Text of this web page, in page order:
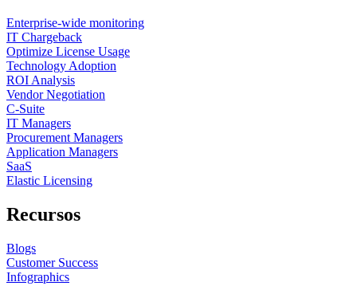
Enterprise-wide monitoring
IT Chargeback
Optimize License Usage
Technology Adoption
ROI Analysis
Vendor Negotiation
C-Suite
IT Managers
Procurement Managers
Application Managers
SaaS
Elastic Licensing
Recursos
Blogs
Customer Success
Infographics